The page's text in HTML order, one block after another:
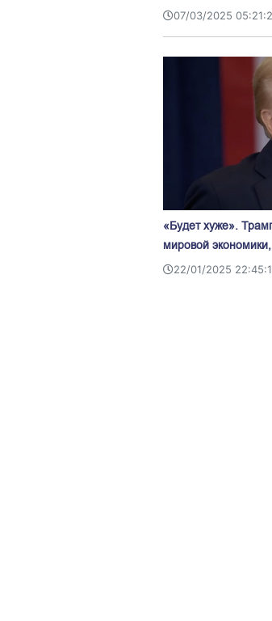
07/03/2025
«Будет хуже».
мировой
22/01/2025